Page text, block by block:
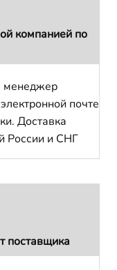
компанией по
менеджер
почте
Доставка
России и СНГ
поставщика